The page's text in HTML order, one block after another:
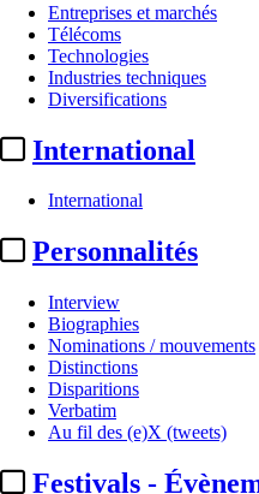
Entreprises et marchés
Télécoms
Technologies
Industries techniques
Diversifications
International
International
Personnalités
Interview
Biographies
Nominations / mouvements
Distinctions
Disparitions
Verbatim
Au fil des (e)X (tweets)
Festivals -
Au fil des (e)X
BBC, clim,
Translate
|
En
Actualité n° 350757